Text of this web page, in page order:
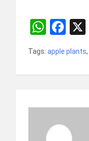
W
at
s
p
p
F
ce
b
o
k
Tags: apple plants,